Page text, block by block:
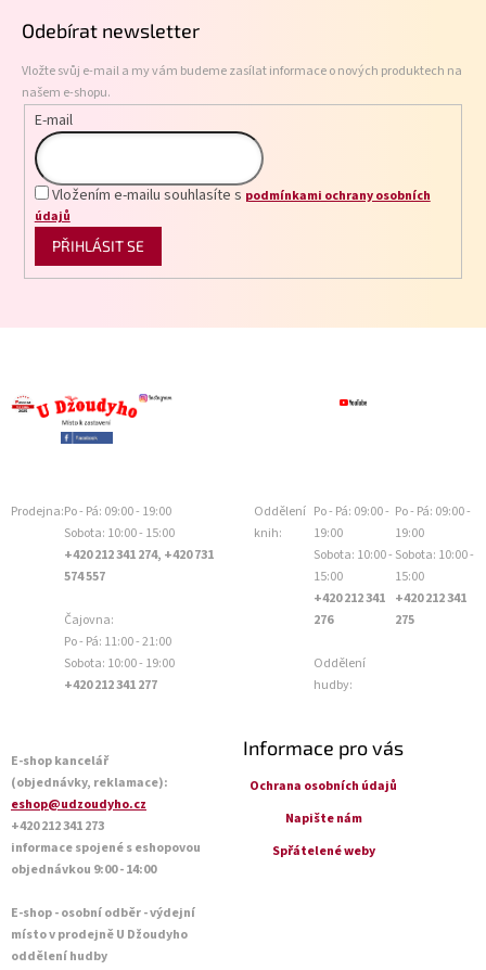
r
k
y
ý
p
Odebírat newsletter
Vložte svůj e-mail a my vám budeme zasílat informace o nových produktech na
našem e-shopu.
E-mail
Vložením e-mailu souhlasíte s podmínkami ochrany osobních
údajů
PŘIHLÁSIT SE
Prodejna:Po - Pá: 09:00 - 19:00
Sobota: 10:00 - 15:00
+420 212 341 274, +420 731
574 557
Čajovna:
Po - Pá: 11:00 - 21:00
Sobota: 10:00 - 19:00
+420 212 341 277
Oddělení
knih:
Po - Pá: 09:00 -
19:00
Sobota: 10:00 -
15:00
+420 212 341
276
Oddělení
hudby:
Po - Pá: 09:00 -
19:00
Sobota: 10:00 -
15:00
+420 212 341
275
E-shop kancelář
(objednávky, reklamace):
eshop@udzoudyho.cz
+420 212 341 273
informace spojené s eshopovou
objednávkou 9:00 - 14:00
E-shop - osobní odběr - výdejní
místo v prodejně U Džoudyho
oddělení hudby
Informace pro vás
Ochrana osobních údajů
Napište nám
Spřátelené weby